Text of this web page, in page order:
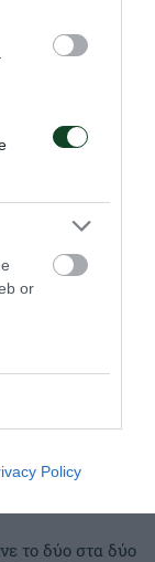
or
Policy
το δύο στα δύο